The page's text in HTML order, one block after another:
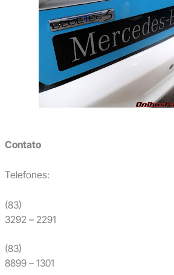
Contato
Telefones:
(83)
3292 – 2291
(83)
8899 – 1301